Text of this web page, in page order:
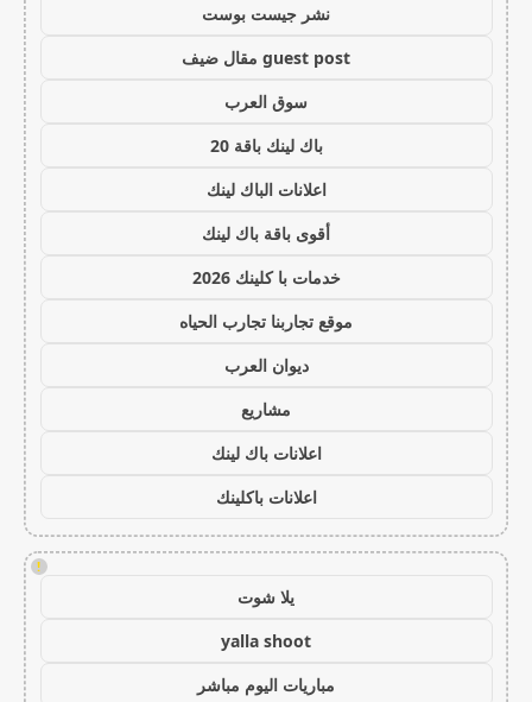
نشر جيست بوست
guest post مقال ضيف
سوق العرب
باك لينك باقة 20
اعلانات الباك لينك
أقوى باقة باك لينك
خدمات با كلينك 2026
موقع تجاربنا تجارب الحياه
ديوان العرب
مشاريع
اعلانات باك لينك
اعلانات باكلينك
!
يلا شوت
yalla shoot
مباريات اليوم مباشر